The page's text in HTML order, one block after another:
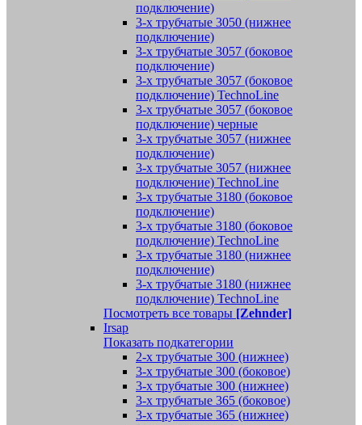
подключение)
3-х трубчатые 3050 (нижнее
подключение)
3-х трубчатые 3057 (боковое
подключение)
3-х трубчатые 3057 (боковое
подключение) TechnoLine
3-х трубчатые 3057 (боковое
подключение) черные
3-х трубчатые 3057 (нижнее
подключение)
3-х трубчатые 3057 (нижнее
подключение) TechnoLine
3-х трубчатые 3180 (боковое
подключение)
3-х трубчатые 3180 (боковое
подключение) TechnoLine
3-х трубчатые 3180 (нижнее
подключение)
3-х трубчатые 3180 (нижнее
подключение) TechnoLine
Посмотреть все товары [Zehnder]
Irsap
Показать подкатегории
2-х трубчатые 300 (нижнее)
3-х трубчатые 300 (боковое)
3-х трубчатые 300 (нижнее)
3-х трубчатые 365 (боковое)
3-х трубчатые 365 (нижнее)